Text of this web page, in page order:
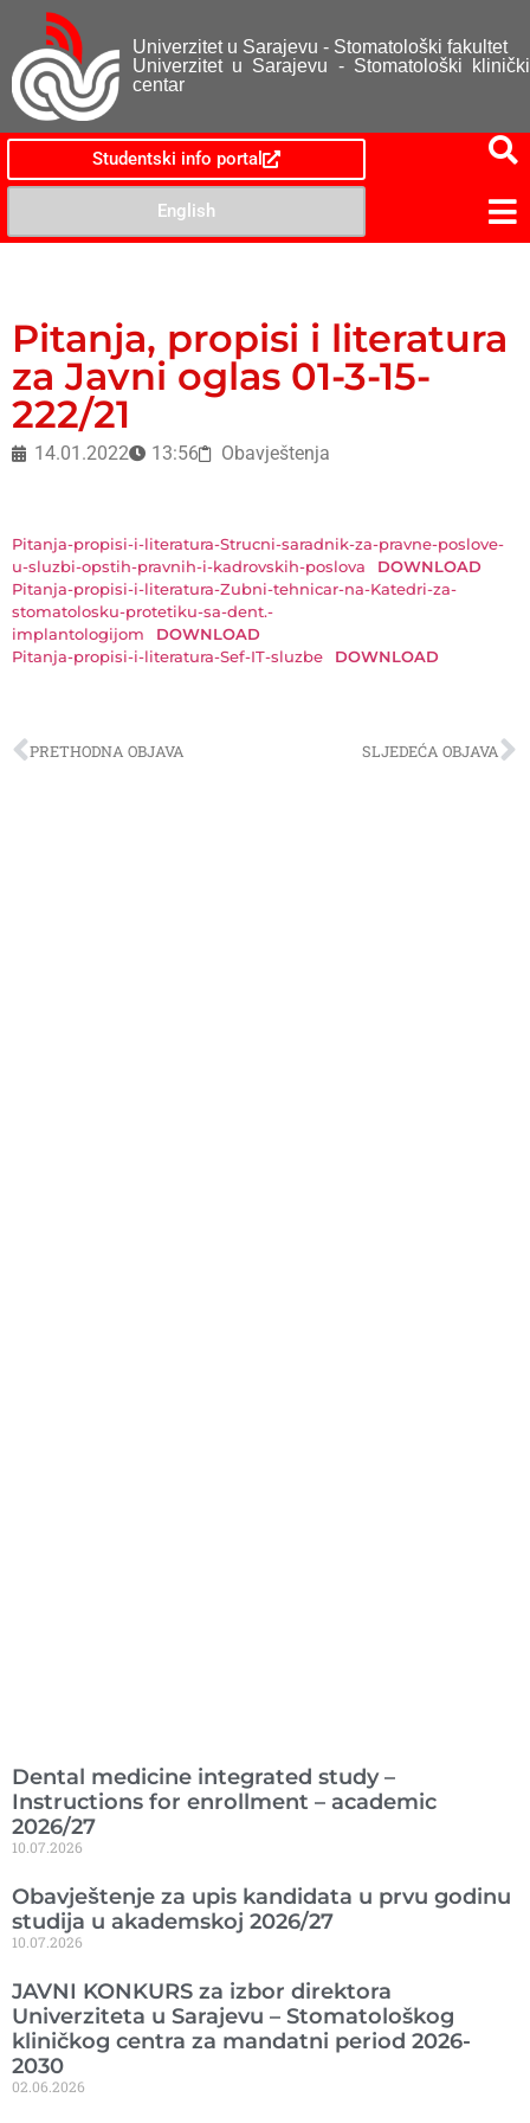
Univerzitet u Sarajevu - Stomatološki fakultet
Univerzitet u Sarajevu - Stomatološki klinički
centar
Studentski info portal
English
Pitanja, propisi i literatura
za Javni oglas 01-3-15-
222/21
14.01.2022 13:56 Obavještenja
Pitanja-propisi-i-literatura-Strucni-saradnik-za-pravne-poslove-
u-sluzbi-opstih-pravnih-i-kadrovskih-poslova
DOWNLOAD
Pitanja-propisi-i-literatura-Zubni-tehnicar-na-Katedri-za-
stomatolosku-protetiku-sa-dent.-
implantologijom
DOWNLOAD
Pitanja-propisi-i-literatura-Sef-IT-sluzbe
DOWNLOAD
PRETHODNA OBJAVA SLJEDEĆA OBJAVA
Dental medicine integrated study –
Instructions for enrollment – academic
2026/27
10.07.2026
Obavještenje za upis kandidata u prvu godinu
studija u akademskoj 2026/27
10.07.2026
JAVNI KONKURS za izbor direktora
Univerziteta u Sarajevu – Stomatološkog
kliničkog centra za mandatni period 2026-
2030
02.06.2026